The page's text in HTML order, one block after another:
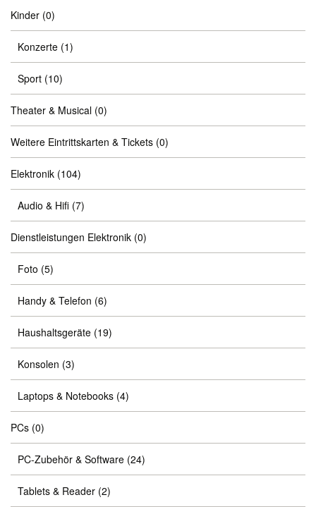
Kinder (0)
Konzerte (1)
Sport (10)
Theater & Musical (0)
Weitere Eintrittskarten & Tickets (0)
Elektronik (104)
Audio & Hifi (7)
Dienstleistungen Elektronik (0)
Foto (5)
Handy & Telefon (6)
Haushaltsgeräte (19)
Konsolen (3)
Laptops & Notebooks (4)
PCs (0)
PC-Zubehör & Software (24)
Tablets & Reader (2)